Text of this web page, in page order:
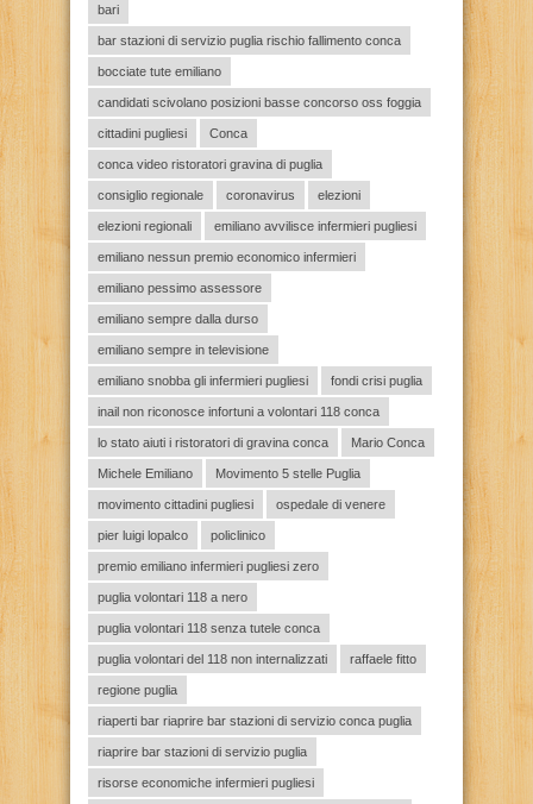
bari
bar stazioni di servizio puglia rischio fallimento conca
bocciate tute emiliano
candidati scivolano posizioni basse concorso oss foggia
cittadini pugliesi Conca
conca video ristoratori gravina di puglia
consiglio regionale coronavirus elezioni
elezioni regionali emiliano avvilisce infermieri pugliesi
emiliano nessun premio economico infermieri
emiliano pessimo assessore
emiliano sempre dalla durso
emiliano sempre in televisione
emiliano snobba gli infermieri pugliesi fondi crisi puglia
inail non riconosce infortuni a volontari 118 conca
lo stato aiuti i ristoratori di gravina conca Mario Conca
Michele Emiliano Movimento 5 stelle Puglia
movimento cittadini pugliesi ospedale di venere
pier luigi lopalco policlinico
premio emiliano infermieri pugliesi zero
puglia volontari 118 a nero
puglia volontari 118 senza tutele conca
puglia volontari del 118 non internalizzati raffaele fitto
regione puglia
riaperti bar riaprire bar stazioni di servizio conca puglia
riaprire bar stazioni di servizio puglia
risorse economiche infermieri pugliesi